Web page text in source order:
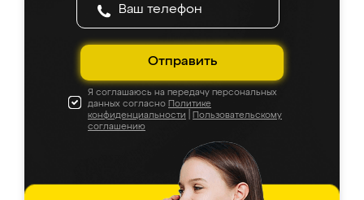
Отправить
Я соглашаюсь на передачу персональных
данных согласно Политике
конфиденциальности
Пользовательскому
соглашению